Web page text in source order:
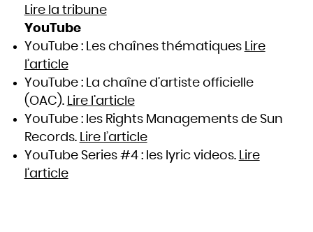
Lire la tribune
YouTube
YouTube : Les chaînes thématiques Lire
l’article
YouTube : La chaîne d’artiste officielle
(OAC). Lire l’article
YouTube : les Rights Managements de Sun
Records. Lire l’article
YouTube Series #4 : les lyric videos. Lire
l’article